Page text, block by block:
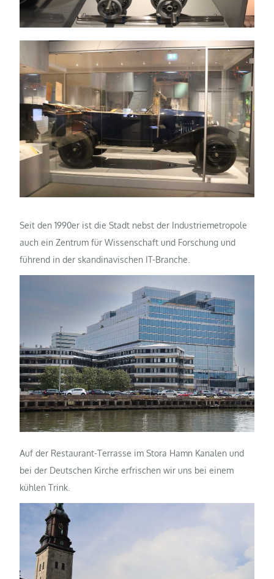
Seit den 1990er ist die Stadt nebst der Industriemetropole
auch ein Zentrum für Wissenschaft und Forschung und
führend in der skandinavischen IT-Branche.
Auf der Restaurant-Terrasse im Stora Hamn Kanalen und
bei der Deutschen Kirche erfrischen wir uns bei einem
kühlen Trink.